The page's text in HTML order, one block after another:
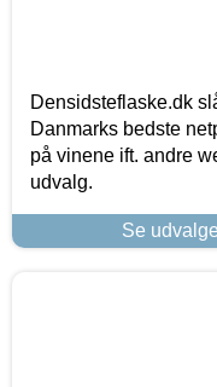
Densidsteflaske.dk
Danmarks bedste
på vinene ift. andre
udvalg.
Se